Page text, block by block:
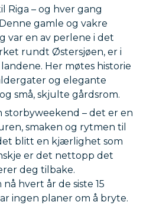
Riga – og hver gang
gamle og vakre
var en av perlene i det
rundt Østersjøen, er i
Her møtes historie
og elegante
små, skjulte gårdsrom.
storbyweekend – det er en
smaken og rytmen til
blitt en kjærlighet som
er det nettopp det
deg tilbake.
hvert år de siste 15
ingen planer om å bryte.